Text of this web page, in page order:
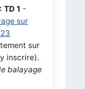
1 -
sur
sur
inscrire).
balayage